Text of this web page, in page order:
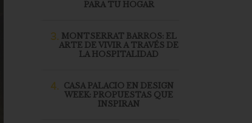
PARA TU HOGAR
3. MONTSERRAT BARROS: EL
ARTE DE VIVIR A TRAVÉS DE
LA HOSPITALIDAD
4.
CASA PALACIO EN DESIGN
WEEK: PROPUESTAS QUE
INSPIRAN